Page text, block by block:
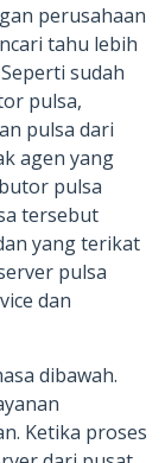
perusahaan
tahu lebih
sudah
pulsa,
pulsa dari
agen yang
pulsa
tersebut
yang terikat
pulsa
dan
dibawah.
Ketika proses